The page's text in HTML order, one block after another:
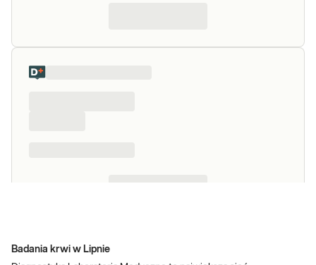
Badania krwi w Lipnie